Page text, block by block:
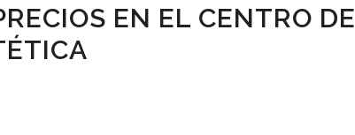
EN EL CENTRO DE